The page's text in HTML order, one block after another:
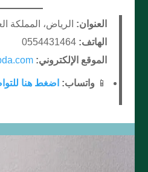
العنوان: الرياض، المملكة
الهاتف:
الموقع الإلكتروني:
📱 واتساب: اضغط هنا